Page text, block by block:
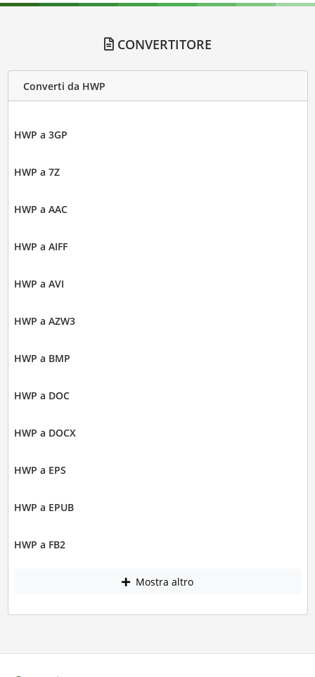
CONVERTITORE
Converti da HWP
HWP a 3GP
HWP a 7Z
HWP a AAC
HWP a AIFF
HWP a AVI
HWP a AZW3
HWP a BMP
HWP a DOC
HWP a DOCX
HWP a EPS
HWP a EPUB
HWP a FB2
Mostra altro